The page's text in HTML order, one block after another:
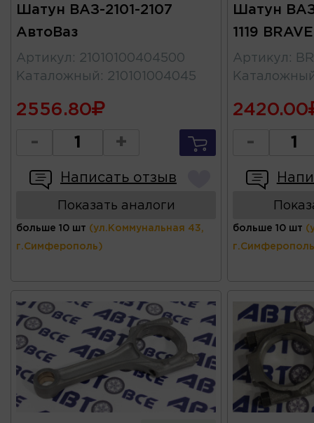
Шатун ВАЗ-2101-2107
АвтоВаз
Артикул : 21010100404500
Каталожный : 210101004045
2556.80
- +
Написать отзыв
Показать аналоги
больше 10 шт (ул.Коммунальная 43,
г.Симферополь)
Шатун ВАЗ-
1119 BRAVE
Артикул :
2420.00
-
больше 10 шт